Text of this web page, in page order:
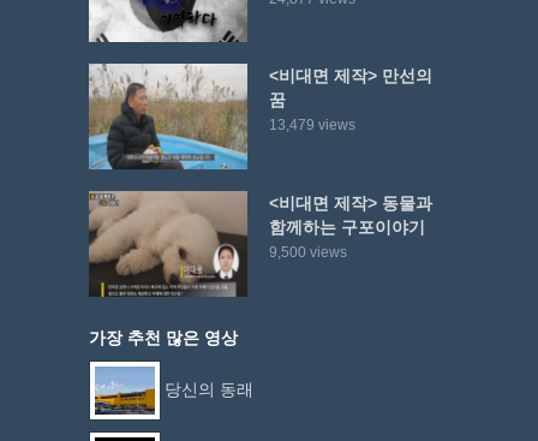
<비대면 제작> 만선의
꿈
13,479 views
<비대면 제작> 동물과
함께하는 구포이야기
9,500 views
가장 추천 많은 영상
당신의 동래